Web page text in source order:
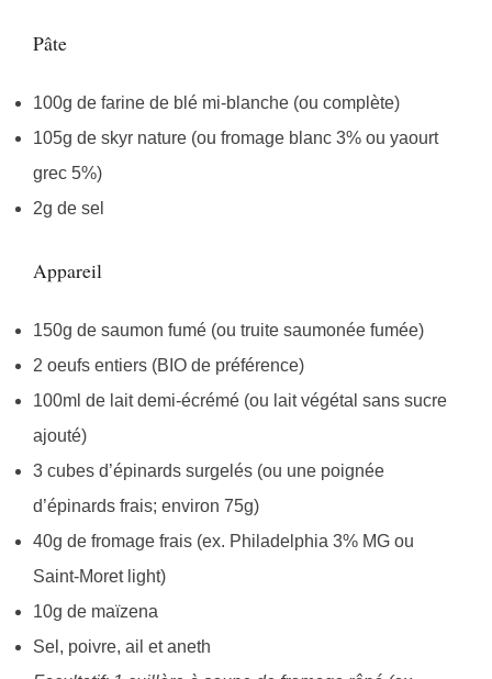
Pâte
100g de farine de blé mi-blanche (ou complète)
105g de skyr nature (ou fromage blanc 3% ou yaourt
grec 5%)
2g de sel
Appareil
150g de saumon fumé (ou truite saumonée fumée)
2 oeufs entiers (BIO de préférence)
100ml de lait demi-écrémé (ou lait végétal sans sucre
ajouté)
3 cubes d’épinards surgelés (ou une poignée
d’épinards frais; environ 75g)
40g de fromage frais (ex. Philadelphia 3% MG ou
Saint-Moret light)
10g de maïzena
Sel, poivre, ail et aneth